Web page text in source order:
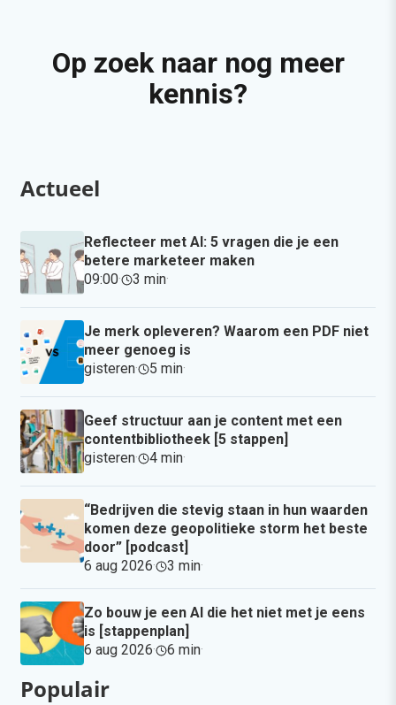
Op zoek naar nog meer
kennis?
Actueel
Reflecteer met AI: 5 vragen die je een
betere marketeer maken
09:00· 3 min·
Je merk opleveren? Waarom een PDF niet
meer genoeg is
gisteren· 5 min·
Geef structuur aan je content met een
contentbibliotheek [5 stappen]
gisteren· 4 min·
“Bedrijven die stevig staan in hun waarden
komen deze geopolitieke storm het beste
door” [podcast]
6 aug 2026· 3 min·
Zo bouw je een AI die het niet met je eens
is [stappenplan]
6 aug 2026· 6 min·
Populair